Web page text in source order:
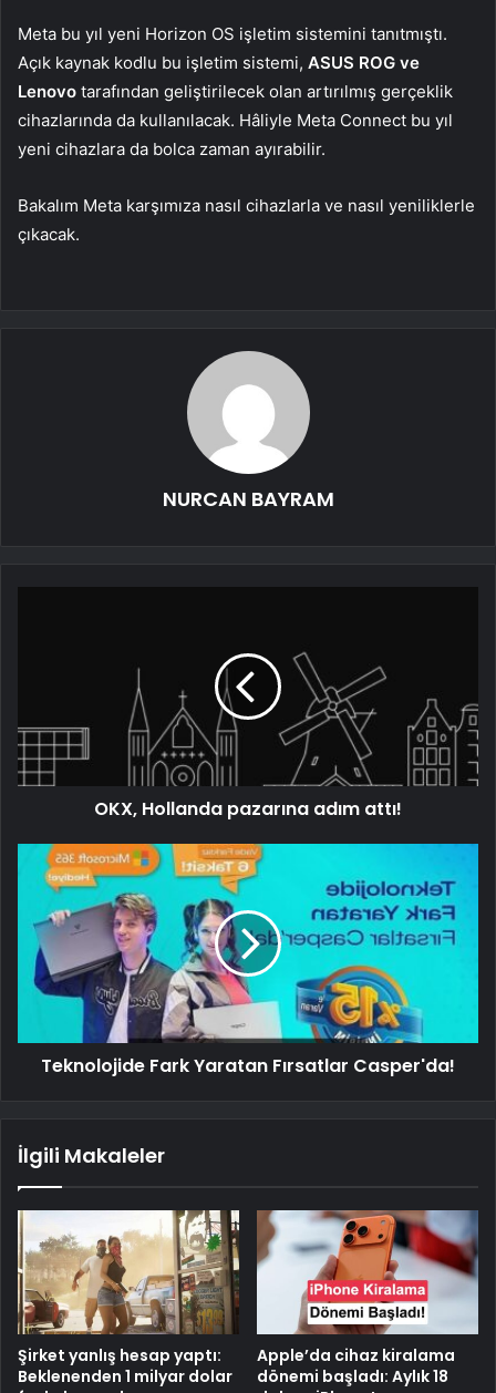
Meta bu yıl yeni Horizon OS işletim sistemini tanıtmıştı.
Açık kaynak kodlu bu işletim sistemi, ASUS ROG ve
Lenovo tarafından geliştirilecek olan artırılmış gerçeklik
cihazlarında da kullanılacak. Hâliyle Meta Connect bu yıl
yeni cihazlara da bolca zaman ayırabilir.
Bakalım Meta karşımıza nasıl cihazlarla ve nasıl yeniliklerle
çıkacak.
NURCAN BAYRAM
OKX, Hollanda pazarına adım attı!
Teknolojide Fark Yaratan Fırsatlar Casper'da!
İlgili Makaleler
Şirket yanlış hesap yaptı:
Beklenenden 1 milyar dolar
Apple’da cihaz kiralama
dönemi başladı: Aylık 18